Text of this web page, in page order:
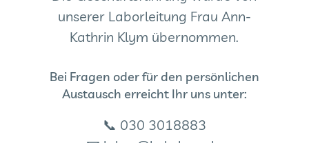
unserer Laborleitung Frau Ann-
Kathrin Klym übernommen.
Bei Fragen oder für den persönlichen
Austausch erreicht Ihr uns unter:
📞 030 3018883